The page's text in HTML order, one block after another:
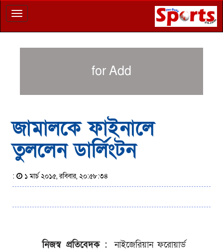
Toggle
navigation
for Add
জামালকে ফাইনালে
তুললেন ডার্লিংটন
: ১ মার্চ ২০১৫, রবিবার, ২০:৫৮:৩৪
নিজস্ব প্রতিবেদক :নাইজেরিয়ান ফরোয়ার্ড